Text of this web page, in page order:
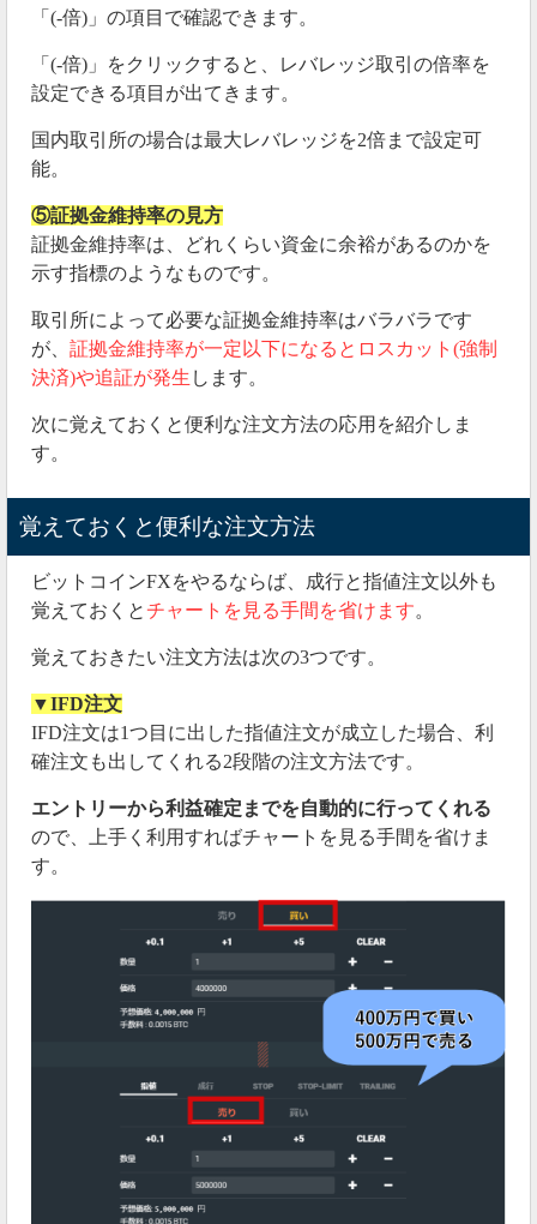
「(-倍)」の項目で確認できます。
「(-倍)」をクリックすると、レバレッジ取引の倍率を
設定できる項目が出てきます。
国内取引所の場合は最大レバレッジを2倍まで設定可
能。
⑤証拠金維持率の見方
証拠金維持率は、どれくらい資金に余裕があるのかを
示す指標のようなものです。
取引所によって必要な証拠金維持率はバラバラです
が、 証拠金維持率が一定以下になるとロスカット(強制
決済)や追証が発生 します。
次に覚えておくと便利な注文方法の応用を紹介しま
す。
覚えておくと便利な注文方法
ビットコインFXをやるならば、成行と指値注文以外も
覚えておくとチャートを見る手間を省けます。
覚えておきたい注文方法は次の3つです。
▼IFD注文
IFD注文は1つ目に出した指値注文が成立した場合、利
確注文も出してくれる2段階の注文方法です。
エントリーから利益確定までを自動的に行ってくれる
ので、上手く利用すればチャートを見る手間を省けま
す。